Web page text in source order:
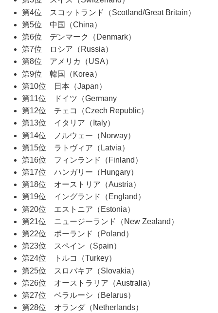
第4位 スコットランド（Scotland/Great Britain）
第5位 中国（China）
第6位 デンマーク（Denmark）
第7位 ロシア（Russia）
第8位 アメリカ（USA）
第9位 韓国（Korea）
第10位 日本（Japan）
第11位 ドイツ（Germany
第12位 チェコ（Czech Republic）
第13位 イタリア（Italy）
第14位 ノルウェー（Norway）
第15位 ラトヴィア（Latvia）
第16位 フィンランド（Finland）
第17位 ハンガリー（Hungary）
第18位 オーストリア（Austria）
第19位 イングランド（England）
第20位 エストニア（Estonia）
第21位 ニュージーランド（New Zealand）
第22位 ポーランド（Poland）
第23位 スペイン（Spain）
第24位 トルコ（Turkey）
第25位 スロバキア（Slovakia）
第26位 オーストラリア（Australia）
第27位 ベラルーシ（Belarus）
第28位 オランダ（Netherlands）